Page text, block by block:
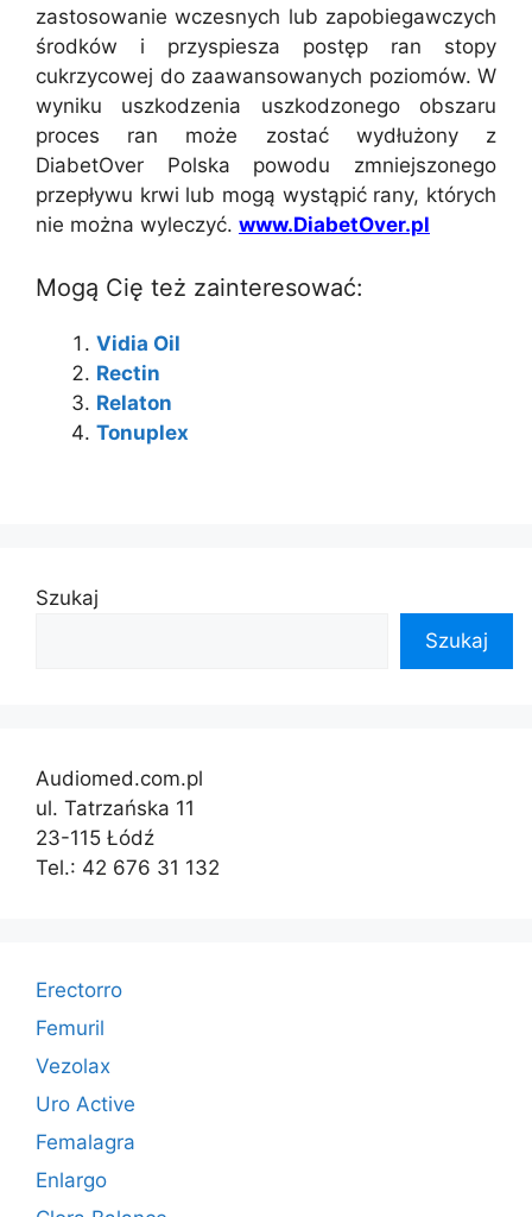
zastosowanie wczesnych lub zapobiegawczych
środków i przyspiesza postęp ran stopy
cukrzycowej do zaawansowanych poziomów. W
wyniku uszkodzenia uszkodzonego obszaru
proces ran może zostać wydłużony z
DiabetOver Polska powodu zmniejszonego
przepływu krwi lub mogą wystąpić rany, których
nie można wyleczyć. www.DiabetOver.pl
Mogą Cię też zainteresować:
Vidia Oil
Rectin
Relaton
Tonuplex
Szukaj
Szukaj
Audiomed.com.pl
ul. Tatrzańska 11
23-115 Łódź
Tel.: 42 676 31 132
Erectorro
Femuril
Vezolax
Uro Active
Femalagra
Enlargo